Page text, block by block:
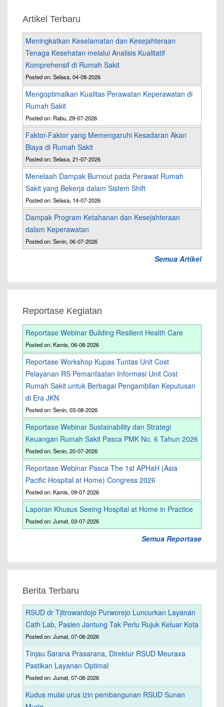
Artikel Terbaru
Meningkatkan Keselamatan dan Kesejahteraan
Tenaga Kesehatan melalui Analisis Kualitatif
Komprehensif di Rumah Sakit
Posted on: Selasa, 04-08-2026
Mengoptimalkan Kualitas Perawatan Keperawatan di
Rumah Sakit
Posted on: Rabu, 29-07-2026
Faktor-Faktor yang Memengaruhi Kesadaran Akan
Biaya di Rumah Sakit
Posted on: Selasa, 21-07-2026
Menelaah Dampak Burnout pada Perawat Rumah
Sakit yang Bekerja dalam Sistem Shift
Posted on: Selasa, 14-07-2026
Dampak Program Ketahanan dan Kesejahteraan
dalam Keperawatan
Posted on: Senin, 06-07-2026
Semua Artikel
Reportase Kegiatan
Reportase Webinar Building Resilient Health Care
Posted on: Kamis, 06-08-2026
Reportase Workshop Kupas Tuntas Unit Cost
Pelayanan RS Pemanfaatan Informasi Unit Cost
Rumah Sakit untuk Berbagai Pengambilan Keputusan
di Era JKN
Posted on: Senin, 03-08-2026
Reportase Webinar Sustainability dan Strategi
Keuangan Rumah Sakit Pasca PMK No. 6 Tahun 2026
Posted on: Senin, 20-07-2026
Reportase Webinar Pasca The 1st APHaH (Asia
Pacific Hospital at Home) Congress 2026
Posted on: Kamis, 09-07-2026
Laporan Khusus Seeing Hospital at Home in Practice
Posted on: Jumat, 03-07-2026
Semua Reportase
Berita Terbaru
RSUD dr Tjitrowardojo Purworejo Luncurkan Layanan
Cath Lab, Pasien Jantung Tak Perlu Rujuk Keluar Kota
Posted on: Jumat, 07-08-2026
Tinjau Sarana Prasarana, Direktur RSUD Meuraxa
Pastikan Layanan Optimal
Posted on: Jumat, 07-08-2026
Kudus mulai urus izin pembangunan RSUD Sunan